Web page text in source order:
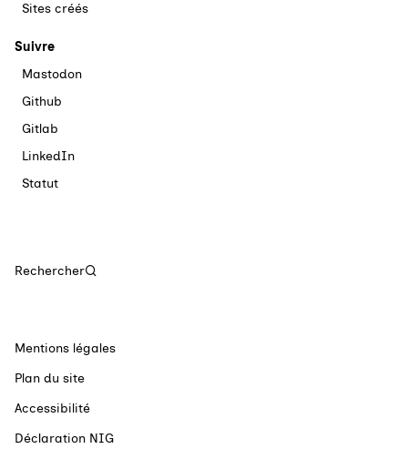
Sites créés
Suivre
Mastodon
Github
Gitlab
LinkedIn
Statut
Rechercher
Mentions légales
Plan du site
Accessibilité
Déclaration NIG